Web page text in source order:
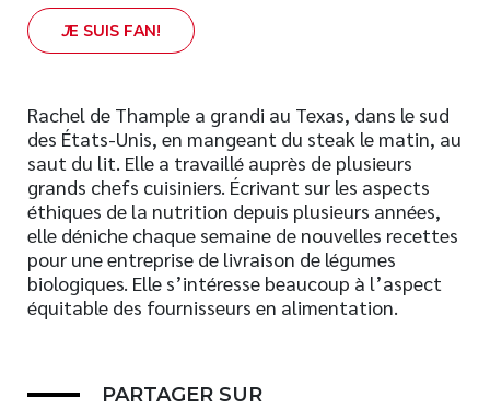
Spiritualité
Famille
Témoignages
Vie pratique
Finances
Nouveautés
Numérique
Livres audio
JE SUIS FAN!
Rachel de Thample a grandi au Texas, dans le sud
des États-Unis, en mangeant du steak le matin, au
saut du lit. Elle a travaillé auprès de plusieurs
grands chefs cuisiniers. Écrivant sur les aspects
éthiques de la nutrition depuis plusieurs années,
elle déniche chaque semaine de nouvelles recettes
pour une entreprise de livraison de légumes
biologiques. Elle s’intéresse beaucoup à l’aspect
équitable des fournisseurs en alimentation.
PARTAGER SUR